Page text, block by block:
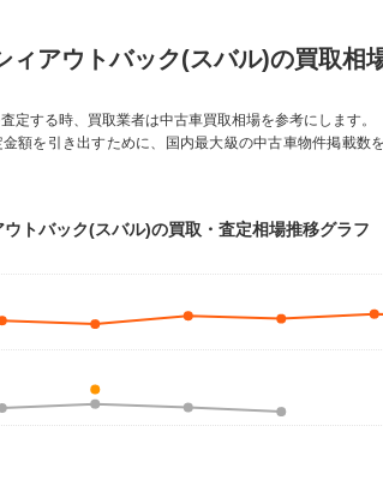
ィアウトバック(スバル)の買取相
定する時、買取業者は中古車買取相場を参考にします。
額を引き出すために、国内最大級の中古車物件掲載
ウトバック(スバル)の買取・査定相場推移グラフ